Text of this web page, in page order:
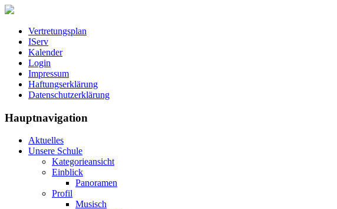
Vertretungsplan
IServ
Kalender
Login
Impressum
Haftungserklärung
Datenschutzerklärung
Hauptnavigation
Aktuelles
Unsere Schule
Kategorieansicht
Einblick
Panoramen
Profil
Musisch